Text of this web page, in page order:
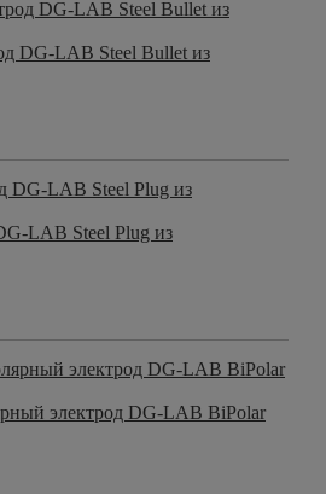
DG-LAB Steel Bullet из
LAB Steel Plug из
электрод DG-LAB BiPolar